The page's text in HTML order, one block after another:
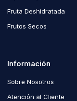
Fruta Deshidratada
Frutos Secos
Información
Sobre Nosotros
Atención al Cliente